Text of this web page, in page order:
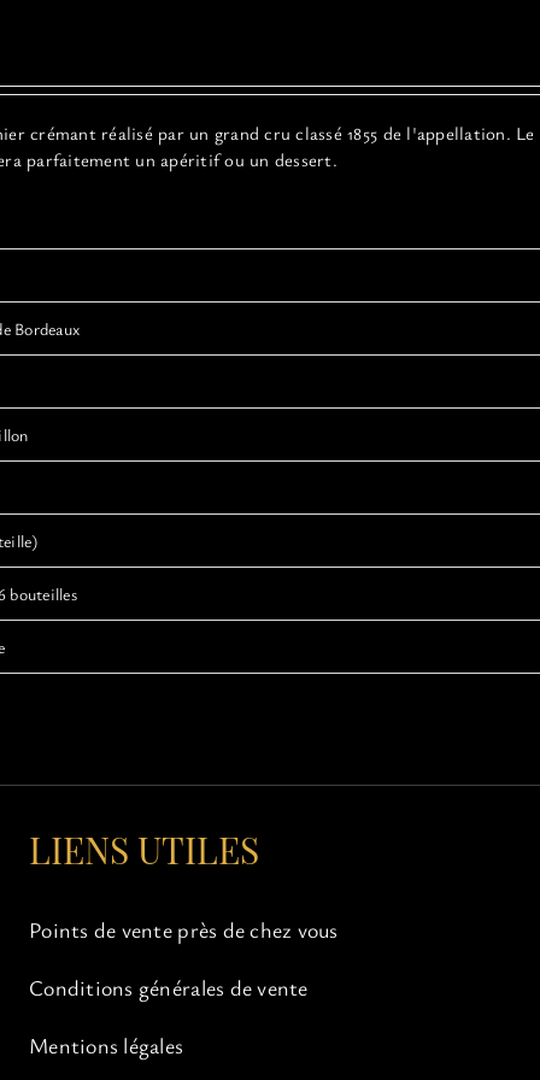
crémant réalisé par un grand cru classé 1855 de l'appellation. Le
parfaitement un apéritif ou un dessert.
Bordeaux
bouteilles
LIENS UTILES
Points de vente près de chez vous
Conditions générales de vente
Mentions légales